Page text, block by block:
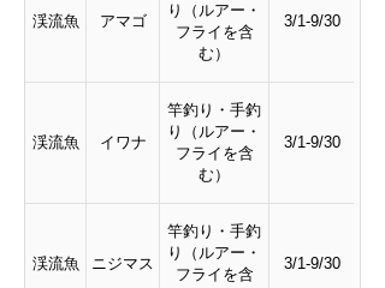
渓流魚 アマゴ
り（ルアー・
フライを含
む）
3/1-9/30
渓流魚 イワナ
竿釣り・手釣
り（ルアー・
フライを含
む）
3/1-9/30
渓流魚 ニジマス
竿釣り・手釣
り（ルアー・
フライを含
3/1-9/30